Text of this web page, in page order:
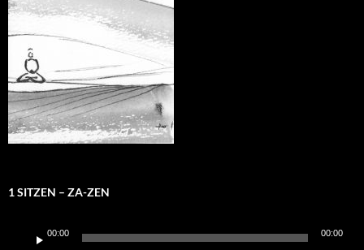
1 SITZEN – ZA-ZEN
Player
00:00 00:00